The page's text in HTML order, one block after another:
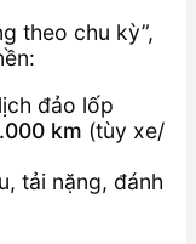
theo chu kỳ”,
đảo lốp
km (tùy xe/
tải nặng, đánh